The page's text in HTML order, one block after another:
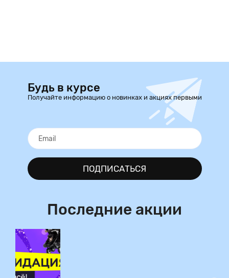
Будь в курсе
Получайте информацию о новинках и акциях первыми
ПОДПИСАТЬСЯ
Последние акции